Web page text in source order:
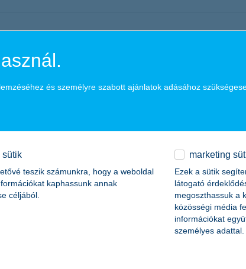
érdemes fokozottan figyelni, amelyek néhány év
vezérigazgatója.
a hazai kkv-k többsége a következő egy évben is beépíti
a leggyakrabban alkalmazott béren kívüli juttatás, míg a
a nem-élet üzletág a K&H Biztosító
és személyre szabott ajánlatok adásához
sütik
teszik számunkra, hogy a weboldal
kaphassunk annak
céljából.
marketing
Ezek a sütik
látogató
megoszthassuk a
közösségi média
információkat
személyes adattal.